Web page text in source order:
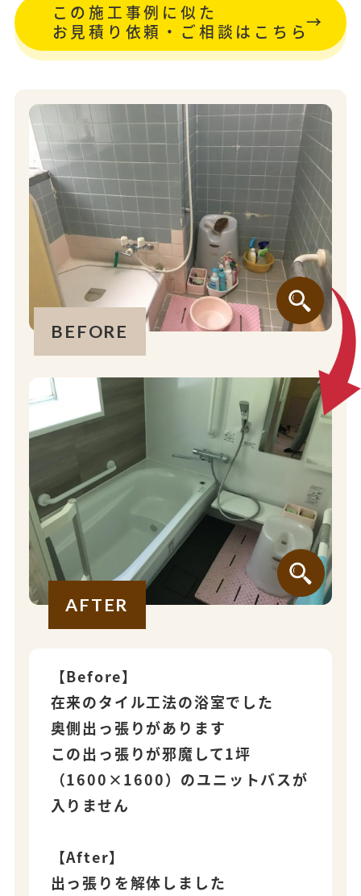
この施工事例に似た
お見積り依頼・ご相談はこちら
BEFORE
AFTER
【Before】
在来のタイル工法の浴室でした
奥側出っ張りがあります
この出っ張りが邪魔して1坪
（1600×1600）のユニットバスが
入りません
【After】
出っ張りを解体しました